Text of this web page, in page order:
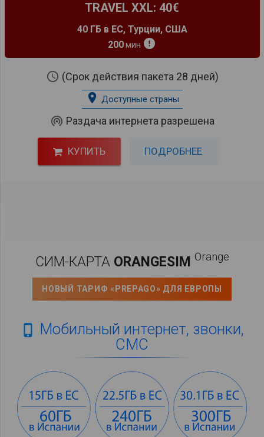
TRAVEL XXL: 40€
40 ГБ в ЕС, Турции, США
200мин error
schedule (Срок действия пакета 28 дней)
place Доступные страны
wifi_tethering Раздача интернета разрешена
КУПИТЬ ПОДРОБНЕЕ
СИМ-КАРТА ORANGESIM Orange
НОВЫЙ ТАРИФ «PREPAGO» ДЛЯ ЕВРОПЫ

Мобильный интернет, звонки,
СМС